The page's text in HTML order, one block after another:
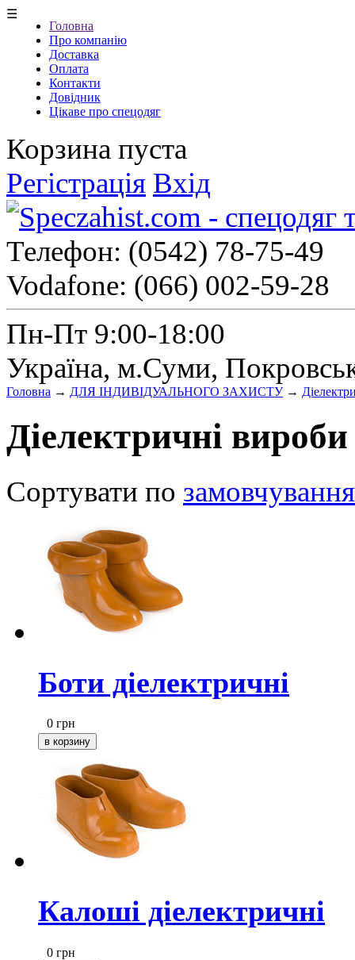
☰
Головна
Про компанію
Доставка
Оплата
Контакти
Довідник
Цікаве про спецодяг
Корзина пуста
Регістрація Вхід
Телефон: (0542) 78-75-49
Vodafone: (066) 002-59-28
Пн-Пт 9:00-18:00
Україна, м.Суми,
Головна → ДЛЯ ІНДИВІДУАЛЬНОГО ЗАХИСТУ→
Діелектричні вироби
Сортувати по замовчування
Боти діелектричні
0 грн
Калоші діелектричні
0 грн